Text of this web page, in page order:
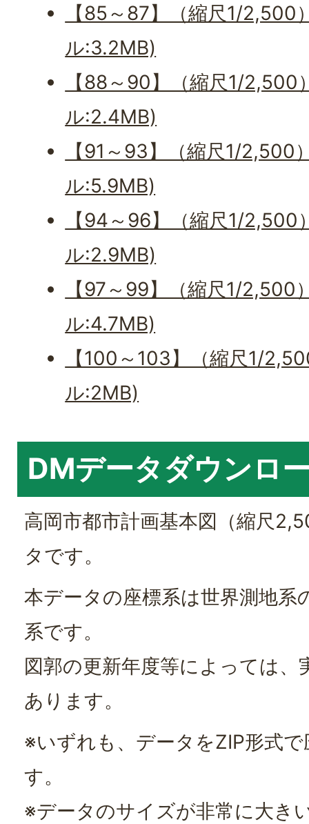
【85～87】（縮尺1/2,500
ル:3.2MB)
【88～90】（縮尺1/2,500
ル:2.4MB)
【91～93】（縮尺1/2,500
ル:5.9MB)
【94～96】（縮尺1/2,500
ル:2.9MB)
【97～99】（縮尺1/2,500
ル:4.7MB)
【100～103】（縮尺1/
ル:2MB)
DMデータダウンロ
高岡市都市計画基本図（縮尺
タです。
本データの座標系は世界測地系
系です。
図郭の更新年度等によっては、
あります。
※いずれも、データをZIP形式
す。
※データのサイズが非常に大き